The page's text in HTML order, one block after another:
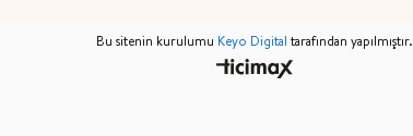
Bu sitenin kurulumu Keyo Digital tarafından yapılmıştır.